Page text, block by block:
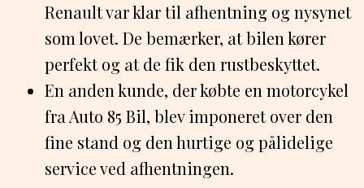
Renault var klar til afhentning og nysynet
som lovet. De bemærker, at bilen kører
perfekt og at de fik den rustbeskyttet.
En anden kunde, der købte en motorcykel
fra Auto 85 Bil, blev imponeret over den
fine stand og den hurtige og pålidelige
service ved afhentningen.